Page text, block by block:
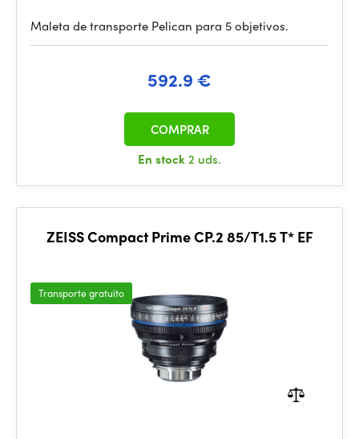
Maleta de transporte Pelican para 5 objetivos.
592.9 €
En stock2 uds.
COMPRAR
ZEISS Compact Prime CP.2 85/T1.5 T* EF
Transporte gratuito